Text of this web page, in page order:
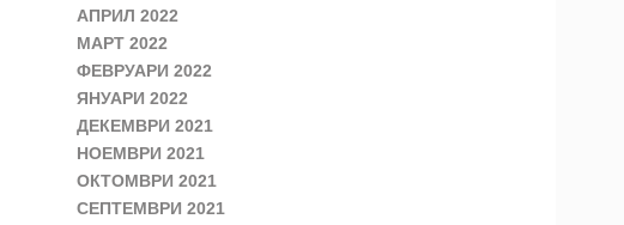
АПРИЛ 2022
МАРТ 2022
ФЕВРУАРИ 2022
ЯНУАРИ 2022
ДЕКЕМВРИ 2021
НОЕМВРИ 2021
ОКТОМВРИ 2021
СЕПТЕМВРИ 2021